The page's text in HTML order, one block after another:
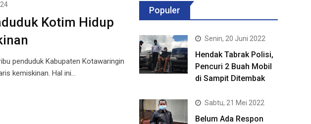
Kotim Hidup
penduduk Kabupaten Kotawaringin
kemiskinan. Hal ini…
Populer
Senin, 20 Juni 2022
Hendak Tabrak Polisi,
Pencuri 2 Buah Mobil
di Sampit Ditembak
Sabtu, 21 Mei 2022
Belum Ada Respon